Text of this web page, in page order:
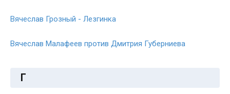
Вячеслав Грозный - Лезгинка
Вячеслав Малафеев против Дмитрия Губерниева
Г